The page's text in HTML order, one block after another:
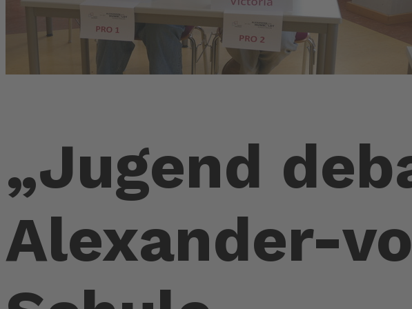
„Jugend
Alexander-